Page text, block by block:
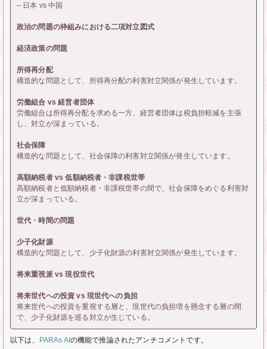
– 日本 vs 中国
政治の問題の枠組みにおける二項対立図式
経済政策の問題
所得再分配
構造的な問題として、所得再分配の利害対立関係が発生しています。
労働組合 vs 経営者団体
労働組合は所得再分配を求める一方、経営者団体は税負担軽減を主張
し、対立が深まっている。
社会保障
構造的な問題として、社会保障の利害対立関係が発生しています。
高額納税者 vs 低額納税者・非課税世帯
高額納税者と低額納税者・非課税世帯の間で、社会保障をめぐる利害対
立が深まっている。
世代・時間の問題
少子化財源
構造的な問題として、少子化財源の利害対立関係が発生しています。
将来重視派 vs 現役世代
将来世代への投資 vs 現世代への負担
将来世代への投資を重視する層と、現世代の負担増を懸念する層の間
で、少子化財源を巡る対立が生じている。
以下は、 PARAs AI の機能で推論されたアンチコメントです。